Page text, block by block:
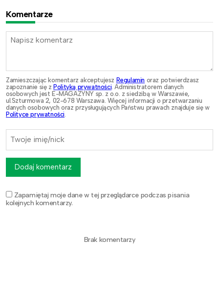
Komentarze
Zamieszczając komentarz akceptujesz Regulamin oraz potwierdzasz
zapoznanie się zPolityką prywatności . Administratorem danych
osobowych jest E-MAGAZYNY sp. z o.o. z siedzibą w Warszawie,
ul.Szturmowa 2, 02-678 Warszawa. Więcej informacji o przetwarzaniu
danych osobowych oraz przysługujących Państwu prawach znajduje się w
Polityce prywatności
Zapamiętaj moje dane w tej przeglądarce podczas pisania
kolejnych komentarzy.
Dodaj komentarz
Brak komentarzy